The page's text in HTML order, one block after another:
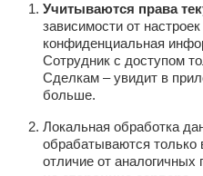
Учитываются права
зависимости от
конфиденциальная
Сотрудник с доступом
Сделкам – увидит в
больше.
Локальная обработка
обрабатываются
отличие от аналогичных